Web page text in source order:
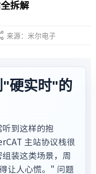
拆解
来源：米尔电子
硬实时"的
到这样的抱
主站协议栈很
装这类场景，周
让人心慌。" 问题